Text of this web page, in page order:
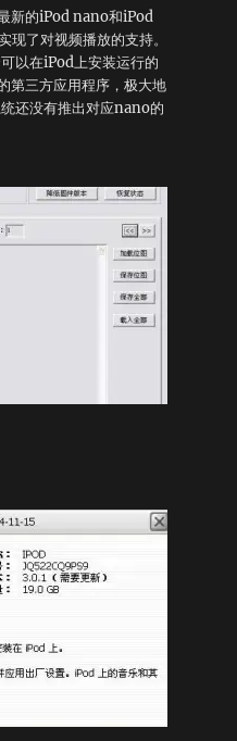
新的iPod nano和iPod
了对视频播放的支持。
以在iPod上安装运行的
第三方应用程序，极大地
还没有推出对应nano的
大家小心操作，造成损坏
txt/ebook_jinyong_qu
和最新的内核（每日更
.gz的文件，需要用
builds/ 3.硬盘分
virtualdub/Virtual
分 iPod Linux安装教程
这个进程，并且在
c:iPod。然后把“200x-xx-
xx-xx是发布日期，不
缩后的iPod Linux安装包
件夹中，覆盖原来老版
运行。找到start这个文
mv /hp/podzilla
mv /hp/viP/viP